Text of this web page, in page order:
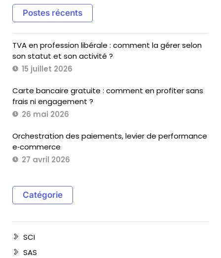
Postes récents
TVA en profession libérale : comment la gérer selon
son statut et son activité ?
15 juillet 2026
Carte bancaire gratuite : comment en profiter sans
frais ni engagement ?
26 mai 2026
Orchestration des paiements, levier de performance
e‑commerce
27 avril 2026
Catégorie
SCI
SAS